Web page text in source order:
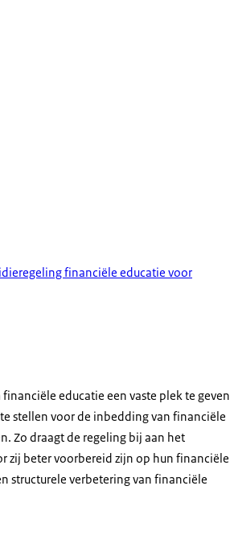
financiële educatie voor
educatie een vaste plek te geven
stellen voor de inbedding van financiële
Zo draagt de regeling bij aan het
zij beter voorbereid zijn op hun financiële
structurele verbetering van financiële